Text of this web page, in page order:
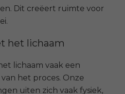
Dit creëert ruimte voor
het lichaam
lichaam vaak een
het proces. Onze
uiten zich vaak fysiek,